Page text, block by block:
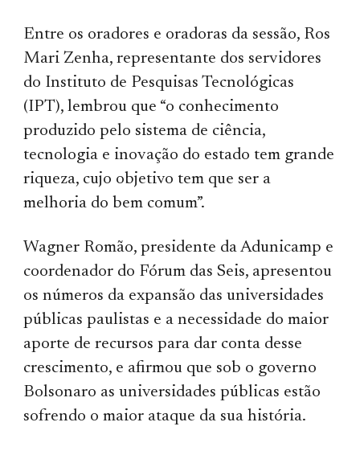
Entre os oradores e oradoras da sessão, Ros
Mari Zenha, representante dos servidores
do Instituto de Pesquisas Tecnológicas
(IPT), lembrou que “o conhecimento
produzido pelo sistema de ciência,
tecnologia e inovação do estado tem grande
riqueza, cujo objetivo tem que ser a
melhoria do bem comum”.
Wagner Romão, presidente da Adunicamp e
coordenador do Fórum das Seis, apresentou
os números da expansão das universidades
públicas paulistas e a necessidade do maior
aporte de recursos para dar conta desse
crescimento, e afirmou que sob o governo
Bolsonaro as universidades públicas estão
sofrendo o maior ataque da sua história.